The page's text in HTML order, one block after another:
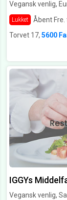
Vegansk venlig,
Lukket Åbent Fre.
Torvet 17, 5600
IGGYs
Vegansk venlig,